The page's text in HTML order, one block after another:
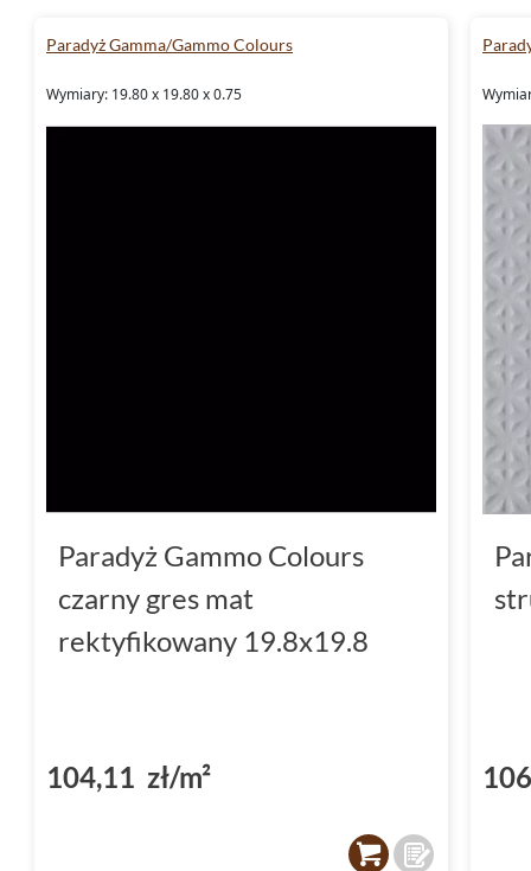
Paradyż Gamma/Gammo Colours
Wymiary: 19.80 x 19.80 x 0.75
Paradyż Gammo Colours
czarny gres mat
rektyfikowany 19.8x19.8
104,11 zł/m²